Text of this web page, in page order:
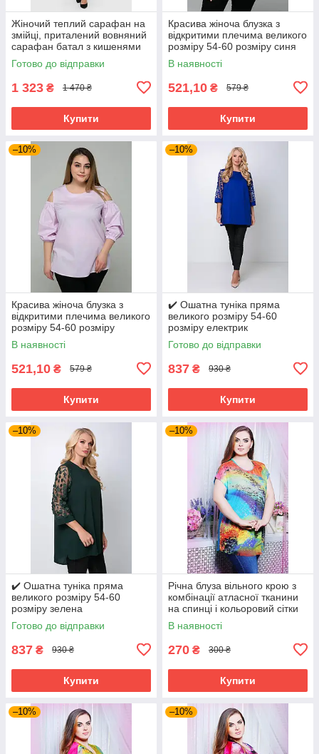
Жіночий теплий сарафан на
змійці, приталений вовняний
сарафан батал з кишенями
великих розмірів 54-64
розміри сірий
Готово до відправки
1 323 ₴ 1 470 ₴
Купити
Красива жіноча блузка з
відкритими плечима великого
розміру 54-60 розміру синя
В наявності
521,10 ₴ 579 ₴
Купити
–10%
Красива жіноча блузка з
відкритими плечима великого
розміру 54-60 розміру
бузкова
В наявності
521,10 ₴ 579 ₴
Купити
–10%
✔️ Ошатна туніка пряма
великого розміру 54-60
розміру електрик
Готово до відправки
837 ₴ 930 ₴
Купити
–10%
✔️ Ошатна туніка пряма
великого розміру 54-60
розміру зелена
Готово до відправки
837 ₴ 930 ₴
Купити
–10%
Річна блуза вільного крою з
комбінації атласної тканини
на спинці і кольоровий сітки
великого розміру 52-62
В наявності
270 ₴ 300 ₴
Купити
–10% –10%